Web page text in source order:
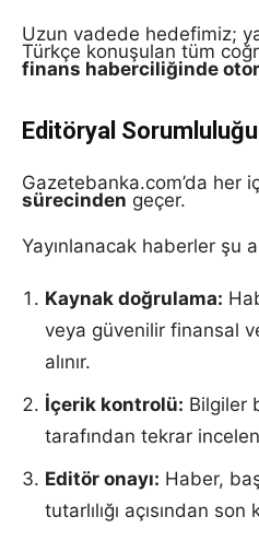
Uzun vadede hedefimiz;
Türkçe konuşulan tüm
finans haberciliğinde
Editöryal
Gazetebanka.com’da her
sürecinden geçer.
Yayınlanacak haberler şu
Kaynak doğrulama:
veya güvenilir finansal
alınır.
İçerik kontrolü: Bilgiler
tarafından tekrar
Editör onayı: Haber,
tutarlılığı açısından